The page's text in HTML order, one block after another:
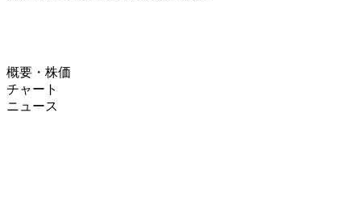
概要・株価
チャート
ニュース